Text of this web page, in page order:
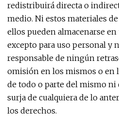
redistribuirá directa o
medio. Ni estos materiales
ellos pueden almacenarse
excepto para uso personal y
responsable de ningún
omisión en los mismos o en
de todo o parte del mismo ni
surja de cualquiera de lo
los derechos.